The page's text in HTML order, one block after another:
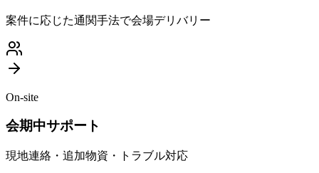
案件に応じた通関手法で会場デリバリー
On-site
会期中サポート
現地連絡・追加物資・トラブル対応